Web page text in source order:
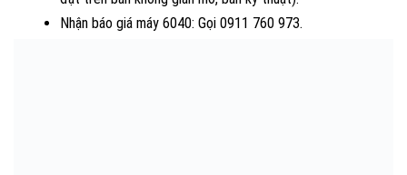
Nhận báo giá máy 6040: Gọi 0911 760 973.